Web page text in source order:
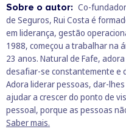
Sobre o autor: Co-
de Seguros, Rui Costa é
em liderança, gestão
1988, começou a trabalhar na
23 anos. Natural de Fafe,
desafiar-se constantemente e
Adora liderar pessoas, dar-
ajudar a crescer do ponto de
pessoal, porque as pessoas
Saber mais.